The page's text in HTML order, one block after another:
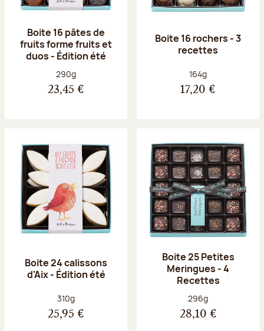
Boite 16 pâtes de
fruits forme fruits et
duos - Édition été
Poids net :
290g
23,45 €
Boite 16 rochers - 3
recettes
Poids net :
164g
17,20 €
Boite 24 calissons
d'Aix - Édition été
Poids net :
310g
25,95 €
Boite 25 Petites
Meringues - 4
Recettes
Poids net :
296g
28,10 €